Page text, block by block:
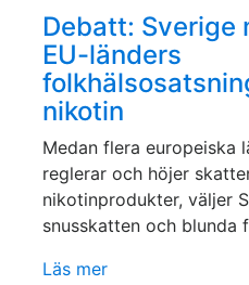
Debatt: Sverige
EU-länders
nikotin
Medan flera europeiska
reglerar och höjer
nikotinprodukter, väljer
snusskatten och blunda
Läs mer